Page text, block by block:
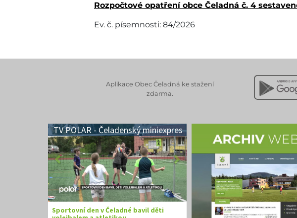
Rozpočtové opatření obce Čeladná č. 4
Ev. č. písemnosti: 84/2026
Aplikace Obec Čeladná ke stažení
zdarma.